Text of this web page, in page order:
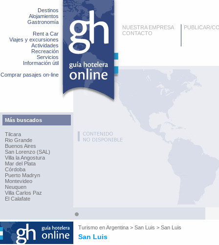
Destinos
Alojamientos
Gastronomía
Rent a Car
Viajes y excursiones
Actividades
Recreación
Servicios
Información útil
Comprar pasajes on-line
Más buscados
Tilcara
Rio Grande
Buenos Aires
San Lorenzo (SAL)
Villa la Angostura
Mar del Plata
Córdoba
Puerto Madryn
Montevideo
Neuquen
Villa Carlos Paz
El Calafate
NUESTRA EMPRESA
CONTACTO
PUBLICAR/
Turismo enArgentina > San Luis > San Luis
San Luis